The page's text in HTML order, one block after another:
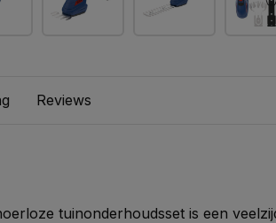
Reviews
tuinonderhoudsset is een